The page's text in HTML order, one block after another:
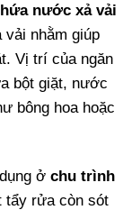
nước xả vải
nhằm giúp
Vị trí của ngăn
bột giặt, nước
bông hoa hoặc
ở chu trình
tẩy rửa còn sót